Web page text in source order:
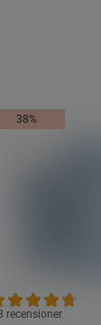
38%
recensioner